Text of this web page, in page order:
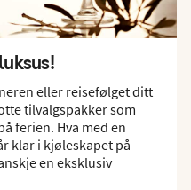
eller reisefølget ditt
tilvalgspakker som
ferien. Hva med en
klar i kjøleskapet på
en eksklusiv